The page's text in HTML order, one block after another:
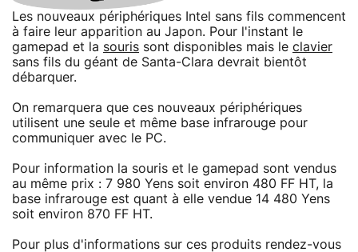
Les nouveaux périphériques Intel sans fils commencent
à faire leur apparition au Japon. Pour l'instant le
gamepad et la souris sont disponibles mais le clavier
sans fils du géant de Santa-Clara devrait bientôt
débarquer.
On remarquera que ces nouveaux périphériques
utilisent une seule et même base infrarouge pour
communiquer avec le PC.
Pour information la souris et le gamepad sont vendus
au même prix : 7 980 Yens soit environ 480 FF HT, la
base infrarouge est quant à elle vendue 14 480 Yens
soit environ 870 FF HT.
Pour plus d'informations sur ces produits rendez-vous